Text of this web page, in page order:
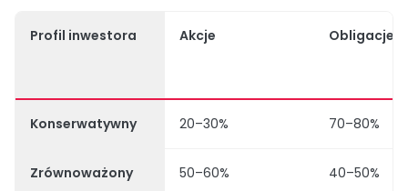
Profil inwestora Akcje Obligacje
Konserwatywny 20–30% 70–80%
Zrównoważony 50–60% 40–50%